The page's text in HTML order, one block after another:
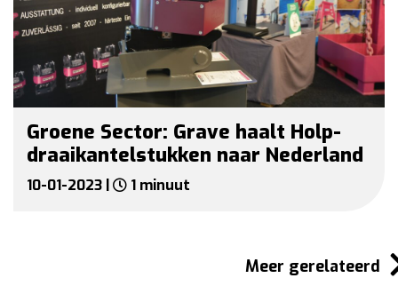
Groene Sector: Grave haalt Holp-
draaikantelstukken naar Nederland
10-01-2023 | 1 minuut
Meer gerelateerd